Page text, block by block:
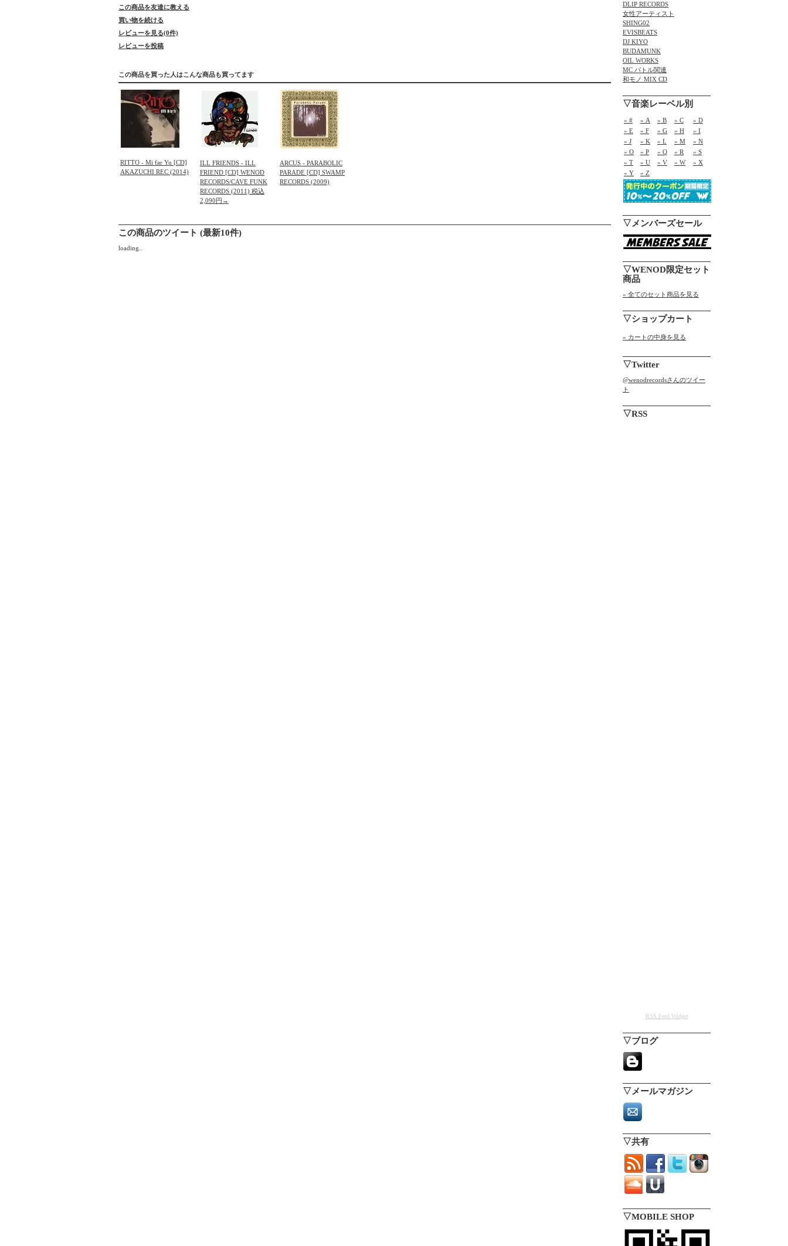
この商品を友達に教える
買い物を続ける
レビューを見る(0件)
レビューを投稿
この商品を買った人はこんな商品も買ってます
RITTO - Mi far Yu [CD]
AKAZUCHI REC (2014)
ILL FRIENDS - ILL
FRIEND [CD] WENOD
RECORDS/CAVE FUNK
RECORDS (2011) 税込
2,090円→
ARCUS - PARABOLIC
PARADE [CD] SWAMP
RECORDS (2009)
この商品のツイート (最新10件)
loading..
DLIP RECORDS
女性アーティスト
SHING02
EVISBEATS
DJ KIYO
BUDAMUNK
OIL WORKS
MC バトル関連
和モノ MIX CD
▽音楽レーベル別
» # » A » B » C
» D
» E
» F » G » H
» I
» J
» K » L » M
» N
» O
» P » Q » R
» S
» T
» U » V » W
» X
» Y
» Z
▽メンバーズセール
▽WENOD限定セット
商品
» 全てのセット商品を見る
▽ショップカート
» カートの中身を見る
▽Twitter
@wenodrecordsさんのツイー
ト
▽RSS
RSS Feed Widget
▽ブログ
▽メールマガジン
▽共有
▽MOBILE SHOP